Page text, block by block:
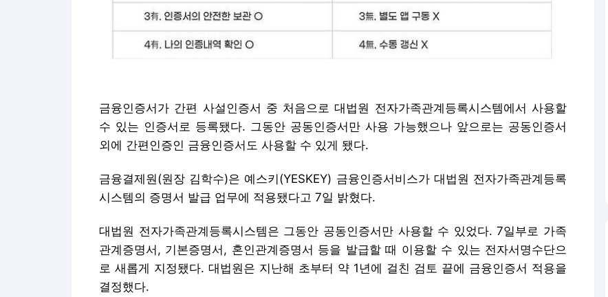
금융인증서가 간편 사설인증서 중 처음으로 대법원 전자가족관계등록시스템에서 사용할
수 있는 인증서로 등록됐다. 그동안 공동인증서만 사용 가능했으나 앞으로는 공동인증서
외에 간편인증인 금융인증서도 사용할 수 있게 됐다.
금융결제원(원장 김학수)은 예스키(YESKEY) 금융인증서비스가 대법원 전자가족관계등록
시스템의 증명서 발급 업무에 적용됐다고 7일 밝혔다.
대법원 전자가족관계등록시스템은 그동안 공동인증서만 사용할 수 있었다. 7일부로 가족
관계증명서, 기본증명서, 혼인관계증명서 등을 발급할 때 이용할 수 있는 전자서명수단으
로 새롭게 지정됐다. 대법원은 지난해 초부터 약 1년에 걸친 검토 끝에 금융인증서 적용을
결정했다.